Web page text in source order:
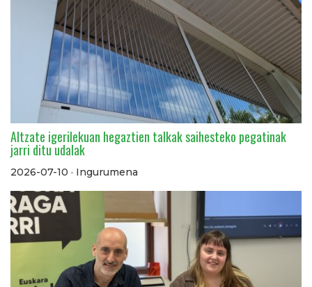
Altzate igerilekuan hegaztien talkak saihesteko pegatinak
jarri ditu udalak
2026-07-10 · Ingurumena